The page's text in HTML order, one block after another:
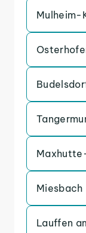
Mulheim-
Miesbach
Lauffen